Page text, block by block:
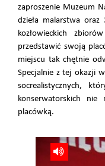
zaproszenie Muzeum
dzieła malarstwa
kozłowieckich
przedstawić swoją
miejscu tak chętnie
Specjalnie z tej okazji
socrealistycznych,
konserwatorskich nie
placówką.